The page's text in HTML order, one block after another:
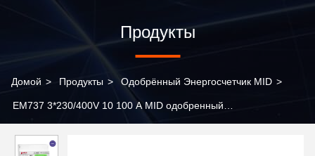
Продукты
Домой > Продукты > Одобрённый Энергосчетчик MID >
EM737 3*230/400V 10 100 A MID одобренный